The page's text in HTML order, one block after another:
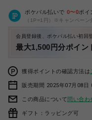
ポケパル払いで 0〜0ポイ
（1P=1円）※キャンペーン
会員登録後、ポケパル払い初回
最大1,500円分ポイン
獲得ポイントの確認方法は
販売期間 2025年07月08日
この商品について問い合わ
ギフト：ラッピング可